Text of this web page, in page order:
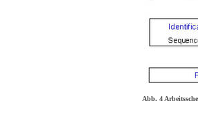
Abb. 4